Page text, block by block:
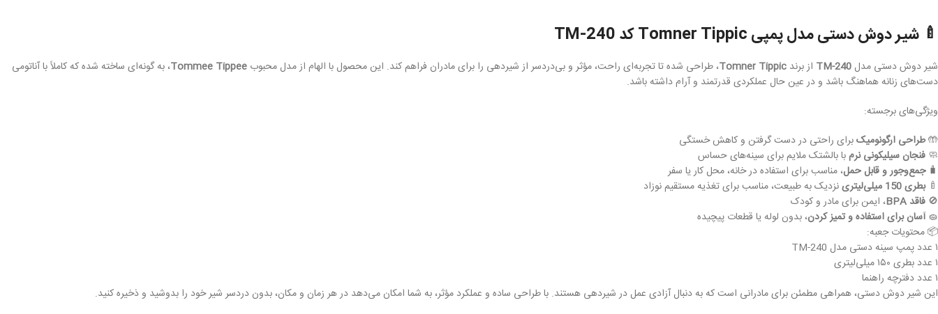
🍼 شیر دوش دستی مدل پمپی Tomner Tippic کد TM-240
شیر دوش دستی مدل TM-240 از برند Tomner Tippic، طراحی شده تا تجربه‌ای راحت، مؤثر و بی‌دردسر از شیردهی را برای مادران فراهم کند. این محصول با الهام از مدل محبوب Tommee Tippee، به گونه‌ای ساخته شده که کاملاً با آناتومی
دست‌های زنانه هماهنگ باشد و در عین حال عملکردی قدرتمند و آرام داشته باشد.
ویژگی‌های برجسته:
🤲طراحی ارگونومیکبرای راحتی در دست گرفتن و کاهش خستگی
🧼 فنجان سیلیکونی نرمبا بالشتک ملایم برای سینه‌های حساس
🧳جمع‌وجور و قابل حمل، مناسب برای استفاده در خانه، محل کار یا سفر
🍼بطری 150 میلی‌لیتری
نزدیک به طبیعت، مناسب برای تغذیه مستقیم نوزاد
🚫 فاقد BPA
، ایمن برای مادر و کودک
🧽آسان برای استفاده و تمیز کردن، بدون لوله یا قطعات پیچیده
📦 محتویات جعبه:
۱ عدد پمپ سینه دستی مدل TM-240
۱ عدد بطری ۱۵۰ میلی‌لیتری
۱ عدد دفترچه راهنما
این شیر دوش دستی، همراهی مطمئن برای مادرانی است که به دنبال آزادی عمل در شیردهی هستند. با طراحی ساده و عملکرد مؤثر، به شما امکان می‌دهد در هر زمان و مکان، بدون دردسر شیر خود را بدوشید و ذخیره کنید.